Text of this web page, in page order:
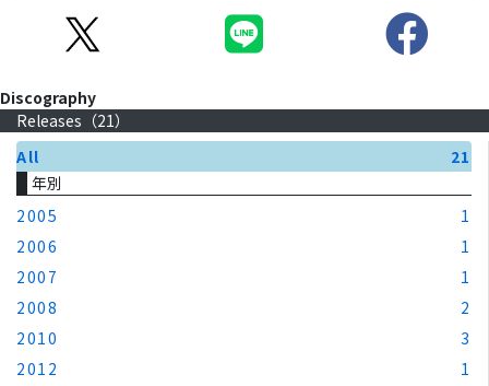
Discography
Releases（21）
All
21
年別
2005
1
2006
1
2007
1
2008
2
2010
3
2012
1